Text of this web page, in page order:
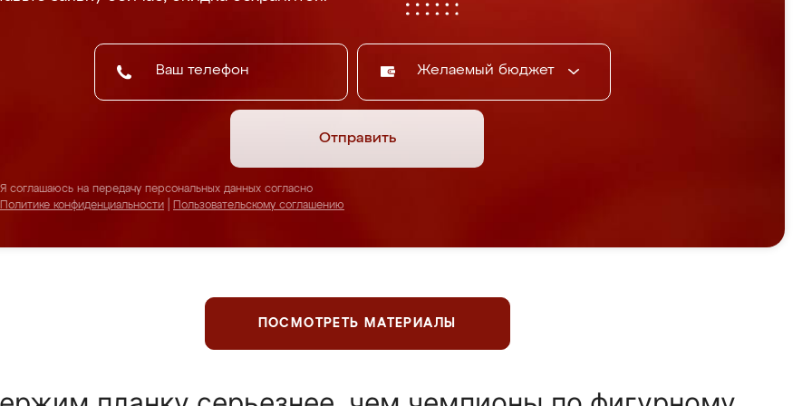
Желаемый бюджет
Отправить
Я соглашаюсь на передачу персональных данных согласно
Политике конфиденциальности
Пользовательскому соглашению
ПОСМОТРЕТЬ МАТЕРИАЛЫ